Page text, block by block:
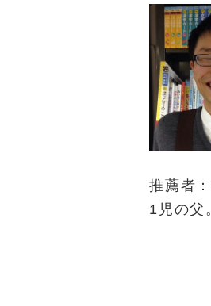
推薦者
1児の父